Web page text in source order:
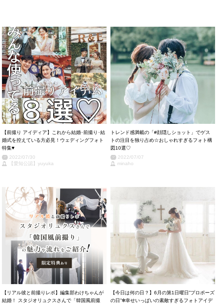
【前撮り アイディア】これから結婚･前撮り･結
婚式を控えている方必見！ウェディングフォト
特集♥
2022/07/30
【愛知公認】yuyuka
トレンド感満載の「#顔隠しショット」でゲス
トの注目を独り占め☆おしゃれすぎるフォト構
図10選♡
2022/07/07
minaho
【リアル彼と前撮りレポ】編集部わけちゃんが
結婚！ スタジオリュクスさんで「韓国風前撮
【今日は何の日？】6月の第1日曜日”プロポーズ
の日”✻幸せいっぱいの素敵すぎるフォトアイデ